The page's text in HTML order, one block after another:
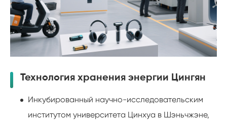
Технология хранения энергии Цингян
Инкубированный научно-исследовательским
институтом университета Цинхуа в Шэньчжэне,